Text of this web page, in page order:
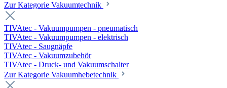
Zur Kategorie Vakuumtechnik
TIVAtec - Vakuumpumpen - pneumatisch
TIVAtec - Vakuumpumpen - elektrisch
TIVAtec - Saugnäpfe
TIVAtec - Vakuumzubehör
TIVAtec - Druck- und Vakuumschalter
Zur Kategorie Vakuumhebetechnik